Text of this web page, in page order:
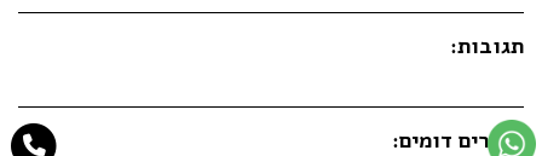
תגובות:
מוצרים דומים: